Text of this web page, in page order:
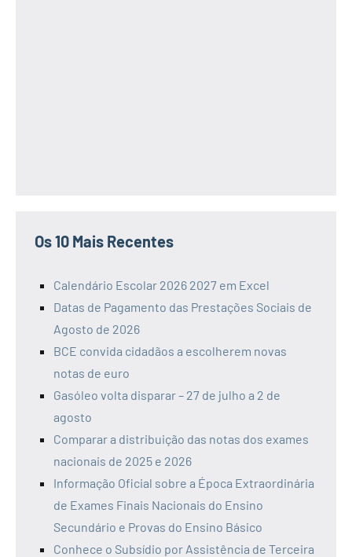
Os 10 Mais Recentes
Calendário Escolar 2026 2027 em Excel
Datas de Pagamento das Prestações Sociais de
Agosto de 2026
BCE convida cidadãos a escolherem novas
notas de euro
Gasóleo volta disparar – 27 de julho a 2 de
agosto
Comparar a distribuição das notas dos exames
nacionais de 2025 e 2026
Informação Oficial sobre a Época Extraordinária
de Exames Finais Nacionais do Ensino
Secundário e Provas do Ensino Básico
Conhece o Subsídio por Assistência de Terceira